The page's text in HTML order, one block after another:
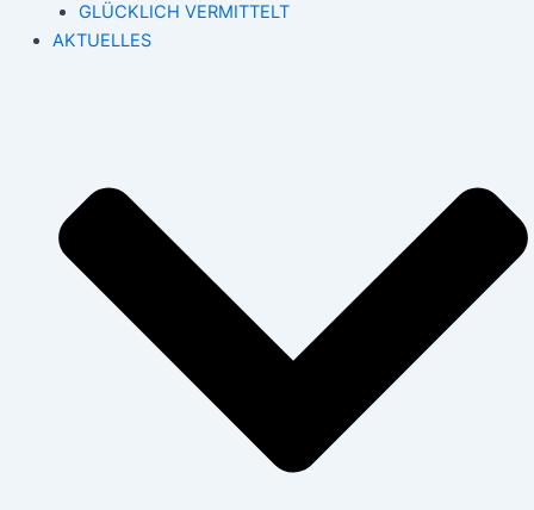
GLÜCKLICH VERMITTELT
AKTUELLES